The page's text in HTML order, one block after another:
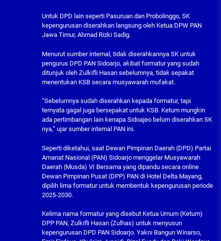
Untuk DPD lain seperti Pasuruan dan Probolinggo, SK
kepengurusan diserahkan langsung oleh Ketua DPW PAN
Jawa Timur, Ahmad Rizki Sadig.
Menurut sumber internal, tidak diserahkannya SK untuk
pengurus DPD PAN Sidoarjo, akibat formatur yang sudah
ditunjuk oleh Zulkifli Hasan sebelumnya, tidak sepakat
menentukan KSB secara musyawarah mufakat.
“Sebelumnya sudah diserahkan kepada formatur, tapi
ternyata gagal juga bersepakat untuk KSB. Ketum mungkin
ada pertimbangan lain kenapa Sidoajeo belum diserahkan SK
nya,” ujar sumber internal PAN ini.
Seperti diketahui, saat Dewan Pimpinan Daerah (DPD) Partai
Amanat Nasional (PAN) Sidoarjo menggelar Musyawarah
Daerah (Musda) VI Bersama yang dipandu secara online
Dewan Pimpinan Pusat (DPP) PAN di Hotel Delta Mayang,
dipilih lima formatur untuk membentuk kepengurusan periode
2025-2030.
Kelima nama formatur yang disebut Ketua Umum (Ketum)
DPP PAN, Zulkifli Hasan (Zulhas) untuk menyusun
kepengurusan DPD PAN Sidoarjo. Yakni Bangun Winarso,